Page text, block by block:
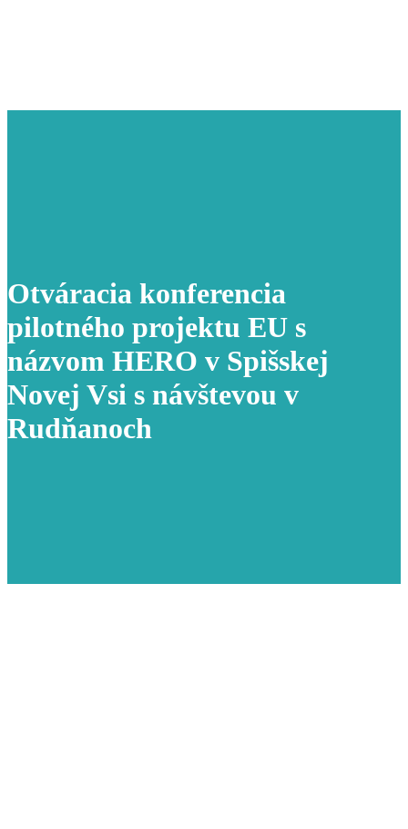
Otváracia konferencia
pilotného projektu EU s
názvom HERO v Spišskej
Novej Vsi s návštevou v
Rudňanoch